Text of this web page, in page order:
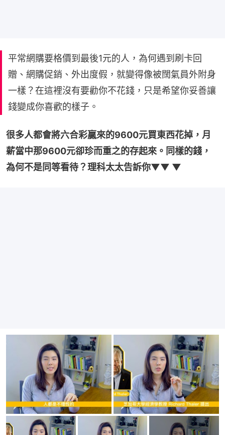
平常網購要格價到最後1元的人，為何遇到刷卡回
贈、網購促銷、外出度假，就變得像被闊氣員外附身
一樣？在這裡沒有要勸你不花錢，只是希望你妥善讓
錢變成你喜歡的樣子。
很多人都會將六合彩贏來的9600元買東西花掉，月
薪當中那9600元卻珍而重之的存起來。同樣的錢，
為何不是同等看待？理科太太告訴你▼▼ ▼